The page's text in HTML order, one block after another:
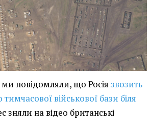
повідомляли, що Росія звозить
тимчасової військової бази біля
зняли на відео британські